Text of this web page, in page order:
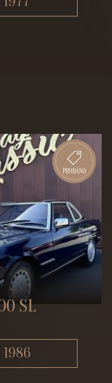
SL
1986